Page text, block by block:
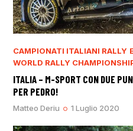
CAMPIONATI ITALIANI RALLY
WORLD RALLY
ITALIA – M-SPORT CON DUE
PER PEDRO!
Matteo Deriu 1 Luglio 2020